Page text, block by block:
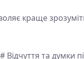
краще
та думки